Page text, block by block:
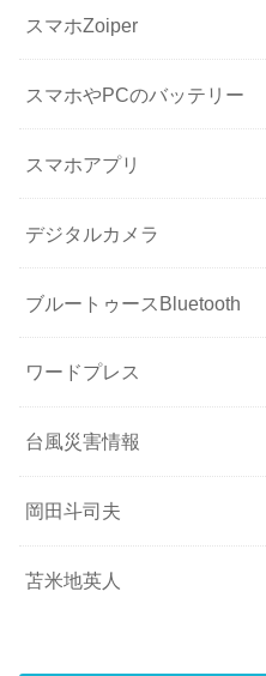
スマホZoiper
スマホやPCのバッテリー
スマホアプリ
デジタルカメラ
ブルートゥースBluetooth
ワードプレス
台風災害情報
岡田斗司夫
苫米地英人